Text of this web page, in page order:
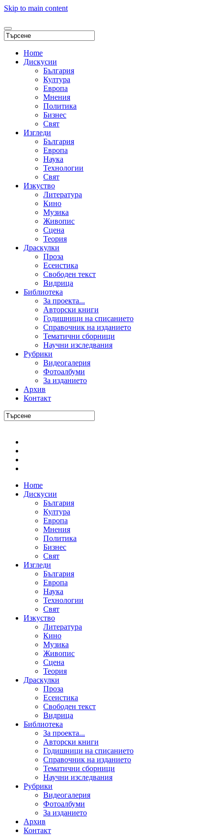
Skip to main content
Home
Дискусии
България
Култура
Европа
Мнения
Политика
Бизнес
Свят
Изгледи
България
Европа
Наука
Технологии
Свят
Изкуство
Литература
Кино
Музика
Живопис
Сцена
Теория
Драскулки
Проза
Есеистика
Свободен текст
Видрица
Библиотека
За проекта...
Авторски книги
Годишници на списанието
Справочник на изданието
Тематични сборници
Научни изследвания
Рубрики
Видеогалерия
Фотоалбуми
За изданието
Архив
Контакт
Home
Дискусии
България
Култура
Европа
Мнения
Политика
Бизнес
Свят
Изгледи
България
Европа
Наука
Технологии
Свят
Изкуство
Литература
Кино
Музика
Живопис
Сцена
Теория
Драскулки
Проза
Есеистика
Свободен текст
Видрица
Библиотека
За проекта...
Авторски книги
Годишници на списанието
Справочник на изданието
Тематични сборници
Научни изследвания
Рубрики
Видеогалерия
Фотоалбуми
За изданието
Архив
Контакт